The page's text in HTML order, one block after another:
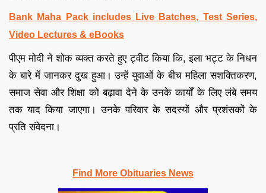
Bank Maha Pack includes Live Batches, Test Series,
Video Lectures & eBooks
पीएम मोदी ने शोक व्यक्त करते हुए ट्वीट किया कि, इला भट्ट के निधन
के बारे में जानकर दुख हुआ। उन्हें युवाओं के बीच महिला सशक्तिकरण,
समाज सेवा और शिक्षा को बढ़ावा देने के उनके कार्यों के लिए लंबे समय
तक याद किया जाएगा। उनके परिवार के सदस्यों और प्रशंसकों के
प्रति संवेदना।
Find More Obituaries News